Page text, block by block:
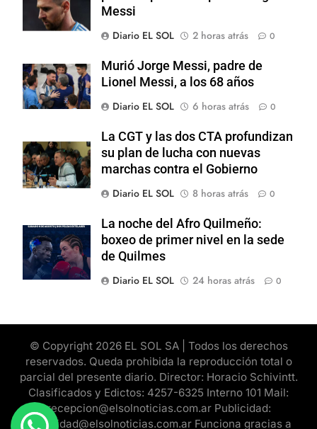
Messi
Diario EL SOL
2 horas atrás 0
Murió Jorge Messi, padre de
Lionel Messi, a los 68 años
Diario EL SOL
6 horas atrás 0
La CGT y las dos CTA profundizan
su plan de lucha con nuevas
marchas contra el Gobierno
Diario EL SOL
8 horas atrás 0
La noche del Afro Quilmeño:
boxeo de primer nivel en la sede
de Quilmes
Diario EL SOL
24 horas atrás 0
© Copyright 2026 EL SOL SA | Todos los derechos
reservados. Queda prohibida la reproducción total o
parcial del presente diario. Director: Horacio Schivintt.
Clasificados y Edictos: 4257-6325 Interno 101 Mail:
recepcion@elsolnoticias.com.ar Publicidad:
publicidad@elsolnoticias.com.ar Funciona gracias a